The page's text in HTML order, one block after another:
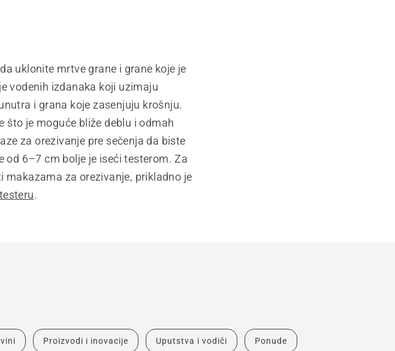
uklonite mrtve grane i grane koje je
vodenih izdanaka koji uzimaju
i grana koje zasenjuju krošnju.
što je moguće bliže deblu i odmah
za orezivanje pre sečenja da biste
od 6–7 cm bolje je iseći testerom. Za
makazama za orezivanje, prikladno je
.
Proizvodi i inovacije Uputstva i vodiči Ponude